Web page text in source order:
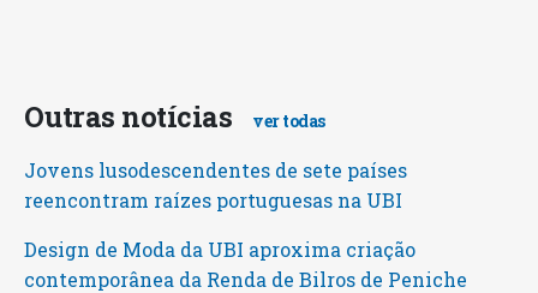
Outras notícias ver todas
Jovens lusodescendentes de sete países
reencontram raízes portuguesas na UBI
Design de Moda da UBI aproxima criação
contemporânea da Renda de Bilros de Peniche